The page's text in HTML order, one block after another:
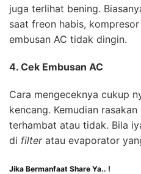
juga terlihat bening.
saat freon habis,
embusan AC tidak dingin.
4. Cek Embusan AC
Cara mengeceknya cukup
kencang. Kemudian
terhambat atau tidak. Bila
di filteratau evaporator
Jika Bermanfaat Share Ya.. !